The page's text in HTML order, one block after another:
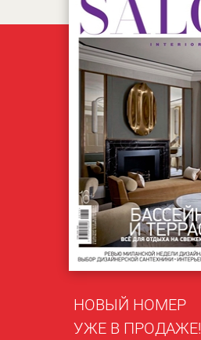
НОВЫЙ НОМЕР
УЖЕ В ПРОДАЖЕ!